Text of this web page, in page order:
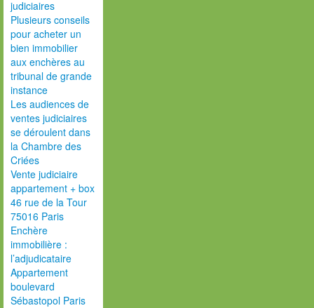
judiciaires
Plusieurs conseils
pour acheter un
bien immobilier
aux enchères au
tribunal de grande
instance
Les audiences de
ventes judiciaires
se déroulent dans
la Chambre des
Criées
Vente judiciaire
appartement + box
46 rue de la Tour
75016 Paris
Enchère
immobilière :
l’adjudicataire
Appartement
boulevard
Sébastopol Paris